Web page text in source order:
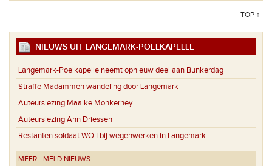
TOP ↑
NIEUWS UIT LANGEMARK-POELKAPELLE
Langemark-Poelkapelle neemt opnieuw deel aan Bunkerdag
Straffe Madammen wandeling door Langemark
Auteurslezing Maaike Monkerhey
Auteurslezing Ann Driessen
Restanten soldaat WO I bij wegenwerken in Langemark
MEER MELD NIEUWS